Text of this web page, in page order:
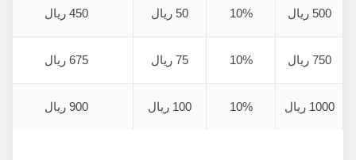
500 ريال 10% 50 ريال 450 ريال
750 ريال 10% 75 ريال 675 ريال
1000 ريال 10% 100 ريال 900 ريال